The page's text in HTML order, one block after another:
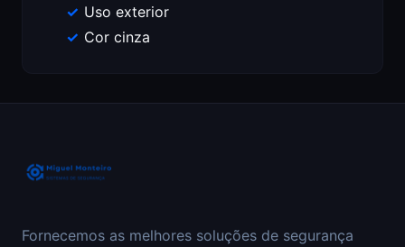
Uso exterior
Cor cinza
Fornecemos as melhores soluções de segurança